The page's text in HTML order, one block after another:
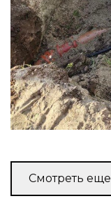
Смотреть еще